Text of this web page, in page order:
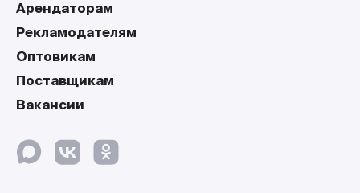
Арендаторам
Рекламодателям
Оптовикам
Поставщикам
Вакансии